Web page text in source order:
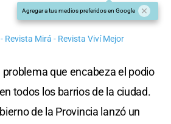
Agregar a tus medios preferidos en Google
Revista Mirá - Revista Viví Mejor
que encabeza el podio
todos los barrios de la ciudad.
de la Provincia lanzó un